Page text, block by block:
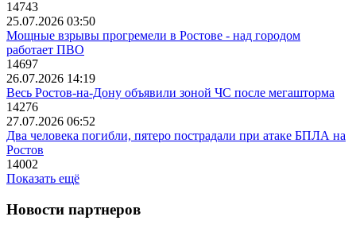
14743
25.07.2026 03:50
Мощные взрывы прогремели в Ростове - над городом
работает ПВО
14697
26.07.2026 14:19
Весь Ростов-на-Дону объявили зоной ЧС после мегашторма
14276
27.07.2026 06:52
Два человека погибли, пятеро пострадали при атаке БПЛА на
Ростов
14002
Показать ещё
Новости партнеров